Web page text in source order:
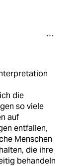
die
so viele
auf
entfallen,
Menschen
die ihre
behandeln